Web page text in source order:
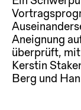
Aneignung
überprüft,
Kerstin
Berg und